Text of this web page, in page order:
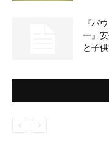
『パ
ー』
と子